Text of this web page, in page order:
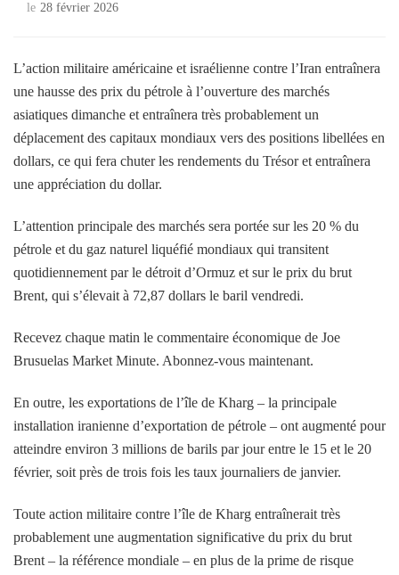
le 28 février 2026
L’action militaire américaine et israélienne contre l’Iran entraînera
une hausse des prix du pétrole à l’ouverture des marchés
asiatiques dimanche et entraînera très probablement un
déplacement des capitaux mondiaux vers des positions libellées en
dollars, ce qui fera chuter les rendements du Trésor et entraînera
une appréciation du dollar.
L’attention principale des marchés sera portée sur les 20 % du
pétrole et du gaz naturel liquéfié mondiaux qui transitent
quotidiennement par le détroit d’Ormuz et sur le prix du brut
Brent, qui s’élevait à 72,87 dollars le baril vendredi.
Recevez chaque matin le commentaire économique de Joe
Brusuelas Market Minute. Abonnez-vous maintenant.
En outre, les exportations de l’île de Kharg – la principale
installation iranienne d’exportation de pétrole – ont augmenté pour
atteindre environ 3 millions de barils par jour entre le 15 et le 20
février, soit près de trois fois les taux journaliers de janvier.
Toute action militaire contre l’île de Kharg entraînerait très
probablement une augmentation significative du prix du brut
Brent – ​​la référence mondiale – en plus de la prime de risque